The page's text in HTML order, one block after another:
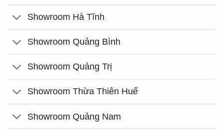
Showroom Hà Tĩnh
Showroom Quảng Bình
Showroom Quảng Trị
Showroom Thừa Thiên Huế
Showroom Quảng Nam